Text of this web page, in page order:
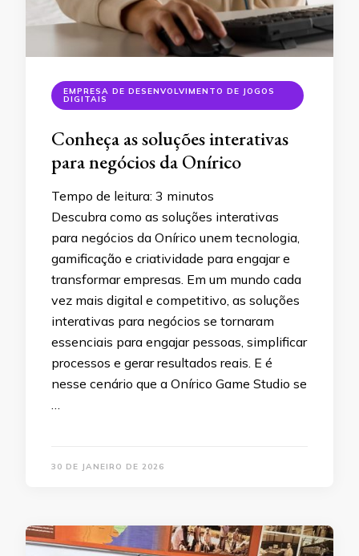
EMPRESA DE DESENVOLVIMENTO DE JOGOS
DIGITAIS
Conheça as soluções interativas
para negócios da Onírico
Tempo de leitura: 3 minutos
Descubra como as soluções interativas
para negócios da Onírico unem tecnologia,
gamificação e criatividade para engajar e
transformar empresas. Em um mundo cada
vez mais digital e competitivo, as soluções
interativas para negócios se tornaram
essenciais para engajar pessoas, simplificar
processos e gerar resultados reais. E é
nesse cenário que a Onírico Game Studio se
…
30 DE JANEIRO DE 2026